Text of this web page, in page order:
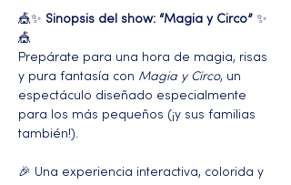
🎪✨ Sinopsis del show: “Magia y Circo” ✨
🎪
Prepárate para una hora de magia, risas
y pura fantasía con Magia y Circo, un
espectáculo diseñado especialmente
para los más pequeños (¡y sus familias
también!).
🎉 Una experiencia interactiva, colorida y